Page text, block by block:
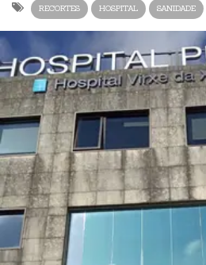
RECORTES HOSPITAL SANIDADE